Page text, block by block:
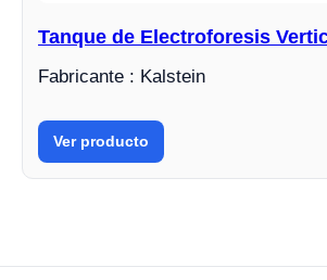
Tanque de Electroforesis
Fabricante : Kalstein
Ver producto